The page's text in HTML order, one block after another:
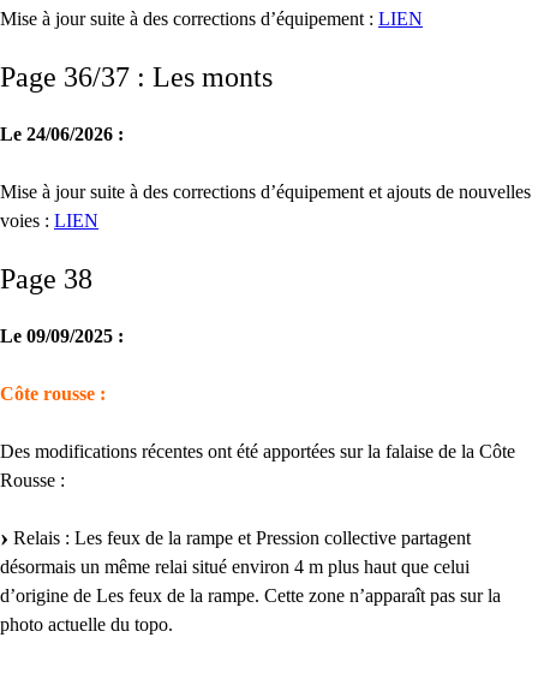
Mise à jour suite à des corrections d’équipement : LIEN
Page 36/37 : Les monts
Le 24/06/2026 :
Mise à jour suite à des corrections d’équipement et ajouts de nouvelles
voies : LIEN
Page 38
Le 09/09/2025 :
Côte rousse :
Des modifications récentes ont été apportées sur la falaise de la Côte
Rousse :
Relais : Les feux de la rampe et Pression collective partagent
désormais un même relai situé environ 4 m plus haut que celui
d’origine de Les feux de la rampe. Cette zone n’apparaît pas sur la
photo actuelle du topo.